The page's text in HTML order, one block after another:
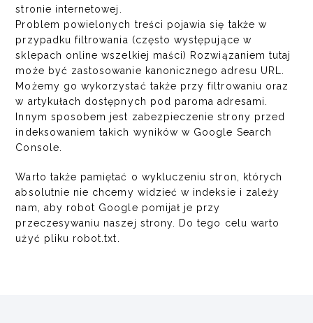
stronie internetowej.
Problem powielonych treści pojawia się także w
przypadku filtrowania (często występujące w
sklepach online wszelkiej maści) Rozwiązaniem tutaj
może być zastosowanie kanonicznego adresu URL.
Możemy go wykorzystać także przy filtrowaniu oraz
w artykułach dostępnych pod paroma adresami.
Innym sposobem jest zabezpieczenie strony przed
indeksowaniem takich wyników w Google Search
Console.
Warto także pamiętać o wykluczeniu stron, których
absolutnie nie chcemy widzieć w indeksie i zależy
nam, aby robot Google pomijał je przy
przeczesywaniu naszej strony. Do tego celu warto
użyć pliku robot.txt.